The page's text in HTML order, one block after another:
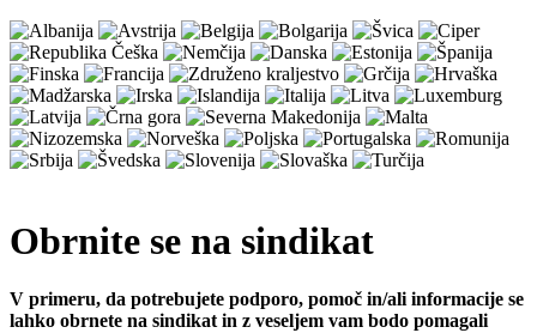
Obrnite se na sindikat
V primeru, da potrebujete podporo, pomoč in/ali informacije se
lahko obrnete na sindikat in z veseljem vam bodo pomagali